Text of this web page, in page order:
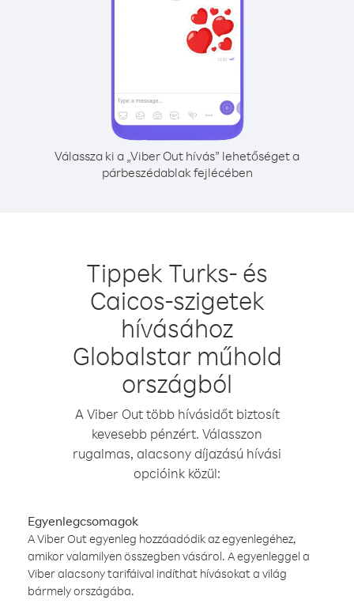
Válassza ki a „Viber Out hívás” lehetőséget a
párbeszédablak fejlécében
Tippek Turks- és
Caicos-szigetek
hívásához
Globalstar műhold
országból
A Viber Out több hívásidőt biztosít
kevesebb pénzért. Válasszon
rugalmas, alacsony díjazású hívási
opcióink közül:
Egyenlegcsomagok
A Viber Out egyenleg hozzáadódik az egyenlegéhez,
amikor valamilyen összegben vásárol. A egyenleggel a
Viber alacsony tarifáival indíthat hívásokat a világ
bármely országába.